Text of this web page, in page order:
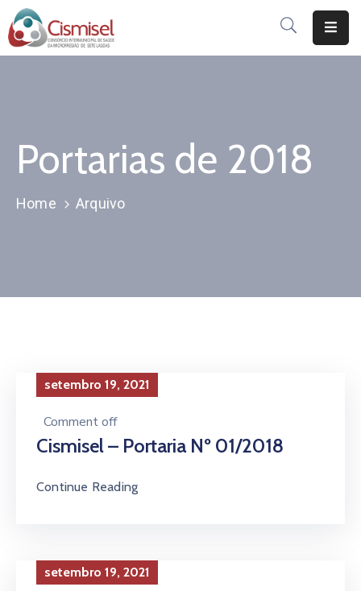
Institucional
Contato
Compliance
Portarias de 2018
Home Arquivo
setembro 19, 2021
Comment off
Cismisel – Portaria Nº 01/2018
Continue Reading
setembro 19, 2021